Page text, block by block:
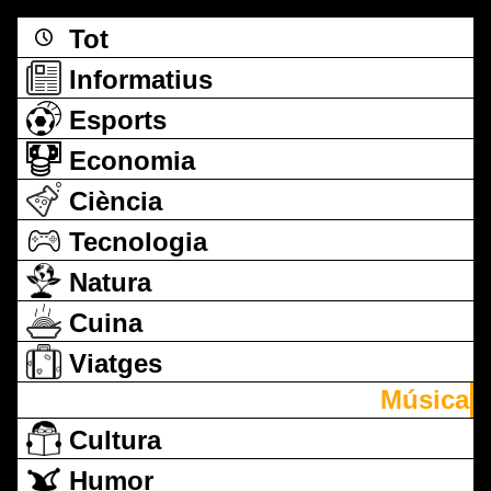
Tot
Informatius
Esports
Economia
Ciència
Tecnologia
Natura
Cuina
Viatges
Música
Cultura
Humor